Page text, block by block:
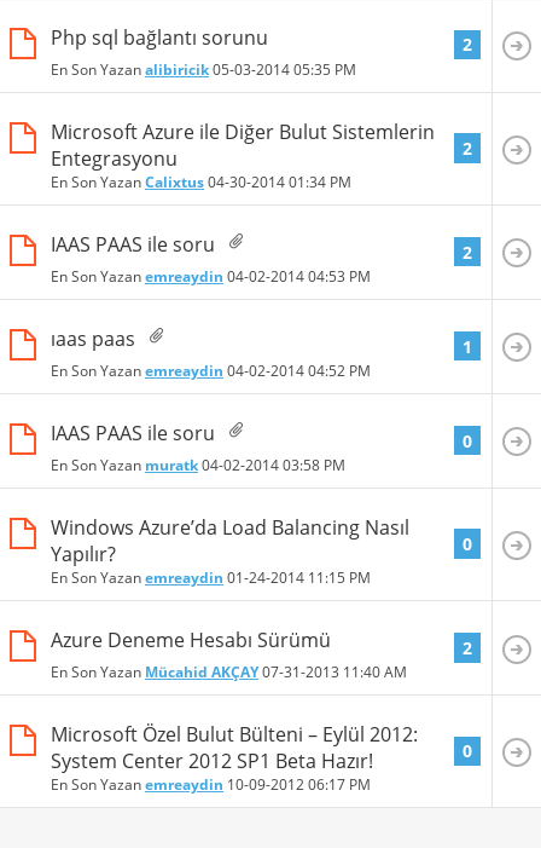
Php sql bağlantı sorunu
En Son Yazanalibiricik05-03-201405:35 PM
2
Microsoft Azure ile Diğer Bulut Sistemlerin
Entegrasyonu
En Son YazanCalixtus04-30-201401:34 PM
2
IAAS PAAS ile soru
En Son Yazanemreaydin 04-02-201404:53 PM
2
ıaas paas
En Son Yazanemreaydin 04-02-201404:52 PM
1
IAAS PAAS ile soru
En Son Yazan muratk04-02-201403:58 PM
0
Windows Azure’da Load Balancing Nasıl
Yapılır?
En Son Yazanemreaydin 01-24-2014 11:15 PM
0
Azure Deneme Hesabı Sürümü
En Son Yazan Mücahid AKÇAY07-31-2013 11:40 AM
2
Microsoft Özel Bulut Bülteni – Eylül 2012:
System Center 2012 SP1 Beta Hazır!
En Son Yazanemreaydin 10-09-201206:17 PM
0